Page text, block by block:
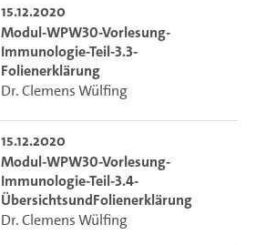
15.12.2020
Modul-WPW30-Vorlesung-
Immunologie-Teil-3.3-
Folienerklärung
Dr. Clemens Wülfing
15.12.2020
Modul-WPW30-Vorlesung-
Immunologie-Teil-3.4-
ÜbersichtsundFolienerklärung
Dr. Clemens Wülfing